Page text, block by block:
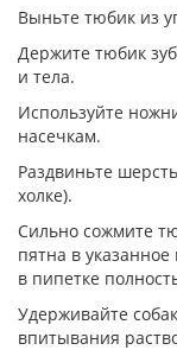
Выньте тюбик из
Держите тюбик
и тела.
Используйте
насечкам.
Раздвиньте
холке).
Сильно сожмите
пятна в
в пипетке
Удерживайте
впитывания